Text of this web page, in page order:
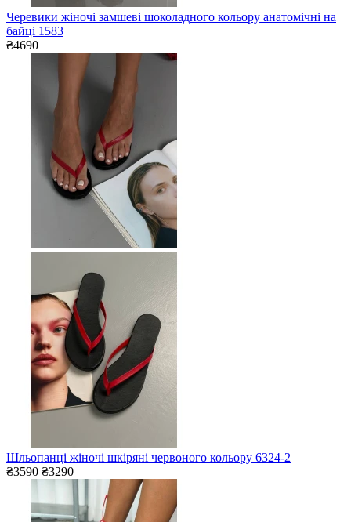
Черевики жіночі замшеві шоколадного кольору анатомічні на
байці 1583
₴4690
Шльопанці жіночі шкіряні червоного кольору 6324-2
₴3590 ₴3290